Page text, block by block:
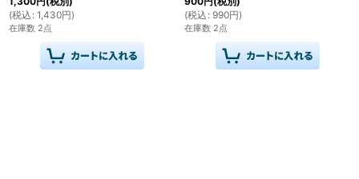
(税込 : 1,430円)
在庫数 2点
(税込 : 990円)
在庫数 2点